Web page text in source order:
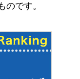
のです。